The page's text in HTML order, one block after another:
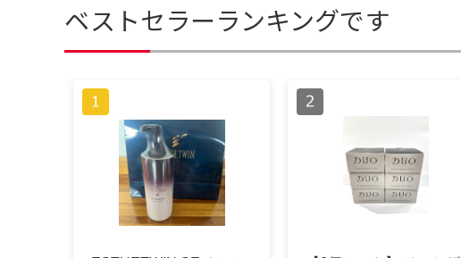
ベストセラーランキングです